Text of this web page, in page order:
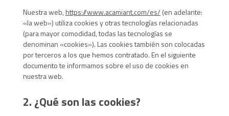
Nuestra web, https://www.acamiant.com/es/ (en adelante:
«la web») utiliza cookies y otras tecnologías relacionadas
(para mayor comodidad, todas las tecnologías se
denominan «cookies»). Las cookies también son colocadas
por terceros a los que hemos contratado. En el siguiente
documento te informamos sobre el uso de cookies en
nuestra web.
2. ¿Qué son las cookies?